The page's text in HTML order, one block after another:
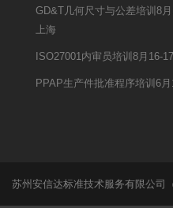
GD&T几何尺寸与公差培训8
上海
ISO27001内审员培训8月16-
PPAP生产件批准程序培训6
苏州安信达标准技术服务有限公司